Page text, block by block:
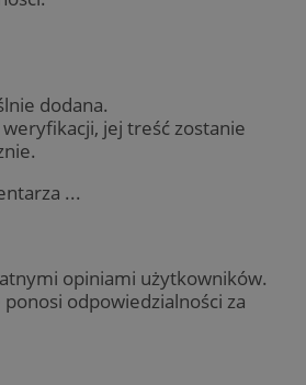
dodana.
jej treść zostanie
...
opiniami użytkowników.
odpowiedzialności za